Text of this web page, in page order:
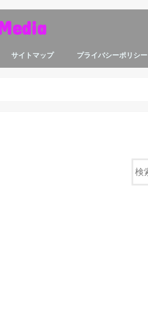
サイトマップ プライバシーポリシー